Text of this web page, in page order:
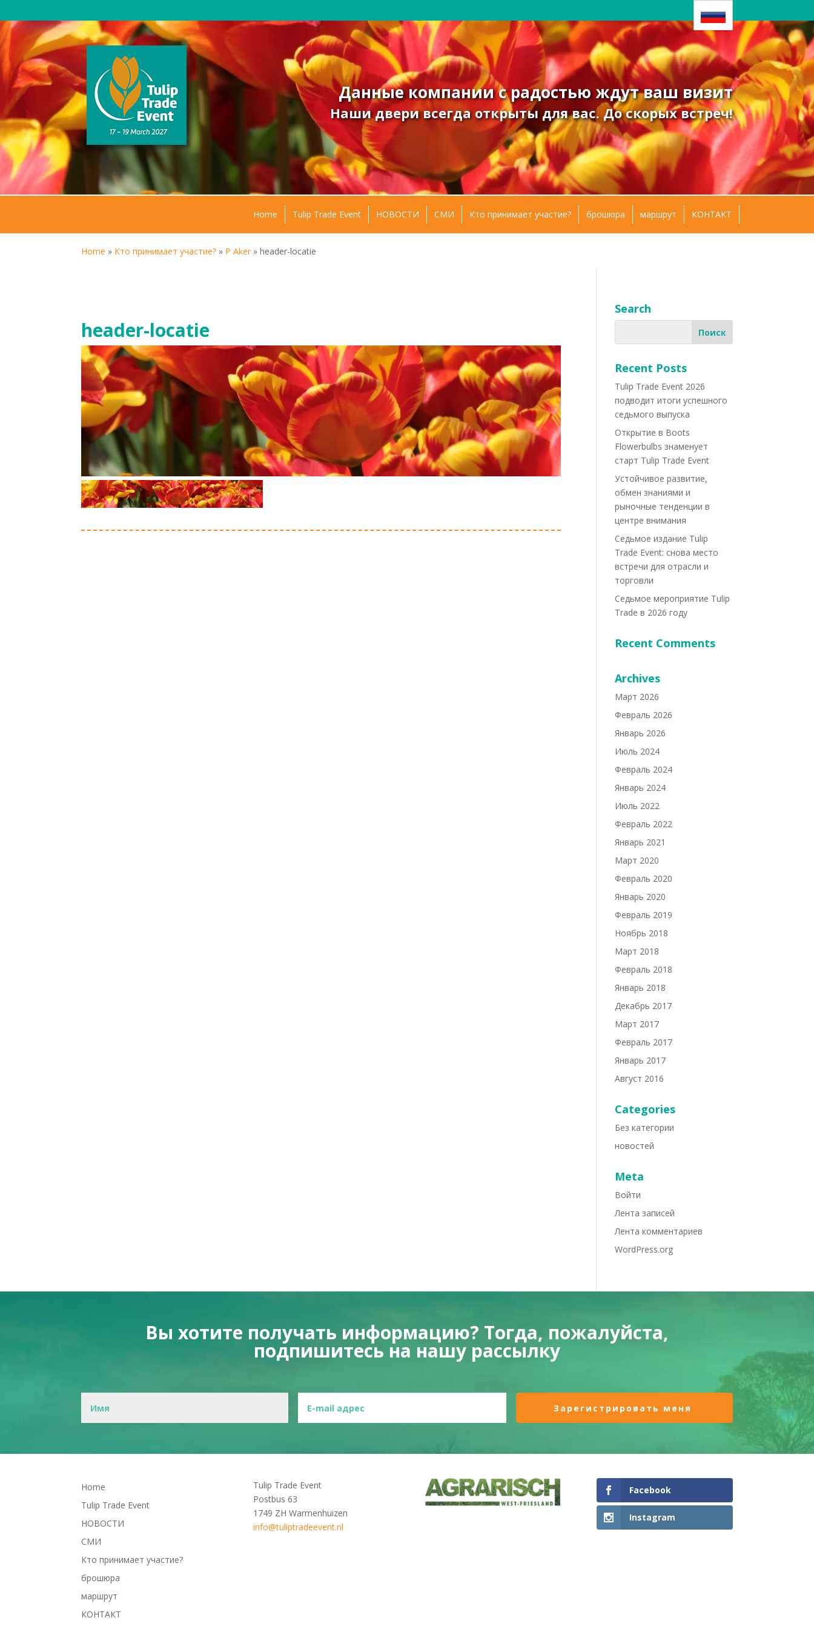
Данные компании с радостью ждут ваш визит
Наши двери всегда открыты для вас. До скорых встреч!
Home Tulip Trade Event НОВОСТИ СМИ Кто принимает участие? брошюра маршрут КОНТАКТ
Home » Кто принимает участие? » P Aker »header-locatie
header-locatie
Search
Recent Posts
Tulip Trade Event 2026
подводит итоги успешного
седьмого выпуска
Открытие в Boots
Flowerbulbs знаменует
старт Tulip Trade Event
Устойчивое развитие,
обмен знаниями и
рыночные тенденции в
центре внимания
Седьмое издание Tulip
Trade Event: снова место
встречи для отрасли и
торговли
Седьмое мероприятие Tulip
Trade в 2026 году
Recent Comments
Archives
Март 2026
Февраль 2026
Январь 2026
Июль 2024
Февраль 2024
Январь 2024
Июль 2022
Февраль 2022
Январь 2021
Март 2020
Февраль 2020
Январь 2020
Февраль 2019
Ноябрь 2018
Март 2018
Февраль 2018
Январь 2018
Декабрь 2017
Март 2017
Февраль 2017
Январь 2017
Август 2016
Categories
Без категории
новостей
Meta
Войти
Лента записей
Лента комментариев
WordPress.org
Вы хотите получать информацию? Тогда, пожалуйста,
подпишитесь на нашу рассылку
Home
Tulip Trade Event
НОВОСТИ
СМИ
Кто принимает участие?
брошюра
маршрут
КОНТАКТ
Tulip Trade Event
Postbus 63
1749 ZH Warmenhuizen
info@tuliptradeevent.nl
Facebook
Instagram